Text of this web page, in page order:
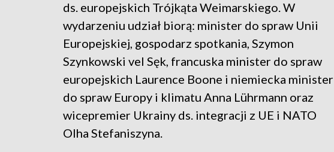
ds. europejskich Trójkąta Weimarskiego. W
wydarzeniu udział biorą: minister do spraw Unii
Europejskiej, gospodarz spotkania, Szymon
Szynkowski vel Sęk, francuska minister do spraw
europejskich Laurence Boone i niemiecka minister
do spraw Europy i klimatu Anna Lührmann oraz
wicepremier Ukrainy ds. integracji z UE i NATO
Olha Stefaniszyna.